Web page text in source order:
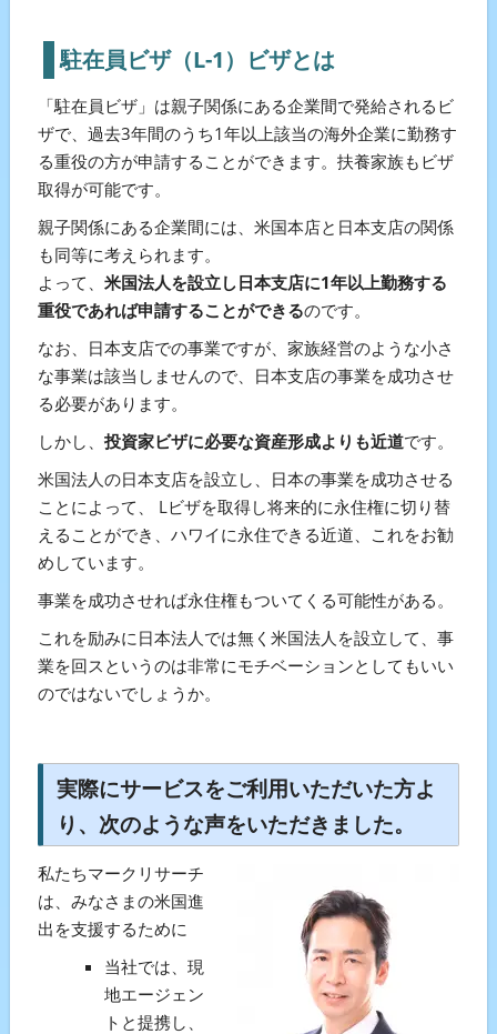
駐在員ビザ（L-1）ビザとは
「駐在員ビザ」は親子関係にある企業間で発給されるビ
ザで、過去3年間のうち1年以上該当の海外企業に勤務す
る重役の方が申請することができます。扶養家族もビザ
取得が可能です。
親子関係にある企業間には、米国本店と日本支店の関係
も同等に考えられます。
よって、 米国法人を設立し日本支店に1年以上勤務する
重役であれば申請することができるのです。
なお、日本支店での事業ですが、家族経営のような小さ
な事業は該当しませんので、日本支店の事業を成功させ
る必要があります。
しかし、 投資家ビザに必要な資産形成よりも近道です。
米国法人の日本支店を設立し、日本の事業を成功させる
ことによって、 Lビザを取得し将来的に永住権に切り替
えることができ、ハワイに永住できる近道、これをお勧
めしています。
事業を成功させれば永住権もついてくる可能性がある。
これを励みに日本法人では無く米国法人を設立して、事
業を回スというのは非常にモチベーションとしてもいい
のではないでしょうか。
実際にサービスをご利用いただいた方よ
り、次のような声をいただきました。
私たちマークリサーチ
は、みなさまの米国進
出を支援するために
当社では、現
地エージェン
トと提携し、